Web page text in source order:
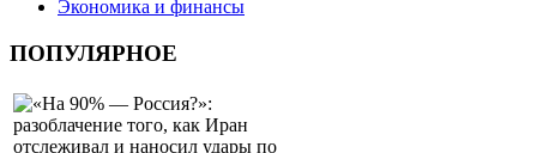
Экономика и финансы
ПОПУЛЯРНОЕ